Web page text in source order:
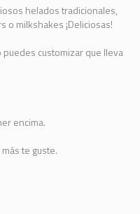
helados tradicionales,
milkshakes ¡Deliciosas!
customizar que lleva
encima.
te guste.